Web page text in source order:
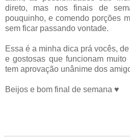
direto, mas nos finais de
pouquinho, e comendo porções
sem ficar passando vontade.
Essa é a minha dica prá vocês,
e gostosas que funcionam
tem aprovação unânime dos
Beijos e bom final de semana ♥